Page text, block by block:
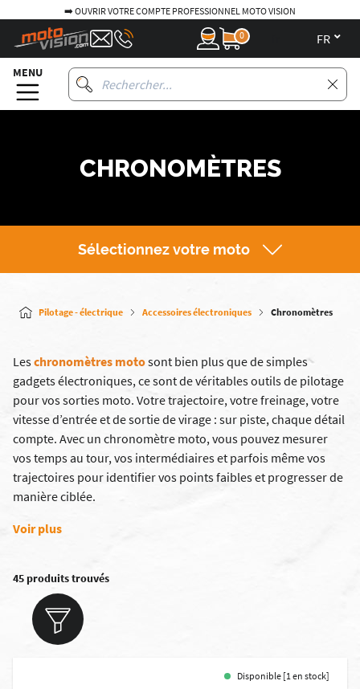
➡️ OUVRIR VOTRE COMPTE PROFESSIONNEL MOTO VISION
0
MENU
CHRONOMÈTRES
Sélectionnez votre moto
Pilotage - électrique Accessoires électroniques Chronomètres
Leschronomètres motosont bien plus que de simples
gadgets électroniques, ce sont de véritables outils de pilotage
pour vos sorties moto. Votre trajectoire, votre freinage, votre
vitesse d’entrée et de sortie de virage : sur piste, chaque détail
compte. Avec un chronomètre moto, vous pouvez mesurer
vos temps au tour, vos intermédiaires et parfois même vos
trajectoires pour identifier vos points faibles et progresser de
manière ciblée.
Voir plus
45 produits trouvés
Disponible [1 en stock]